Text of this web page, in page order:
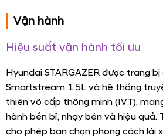
Vận hành
Hiệu suất vận hành tối ưu
Hyundai STARGAZER được trang
Smartstream 1.5L và hệ thống
thiên vô cấp thông minh (IVT),
hành bền bỉ, nhạy bén và hiệu quả.
cho phép bạn chọn phong cách lái